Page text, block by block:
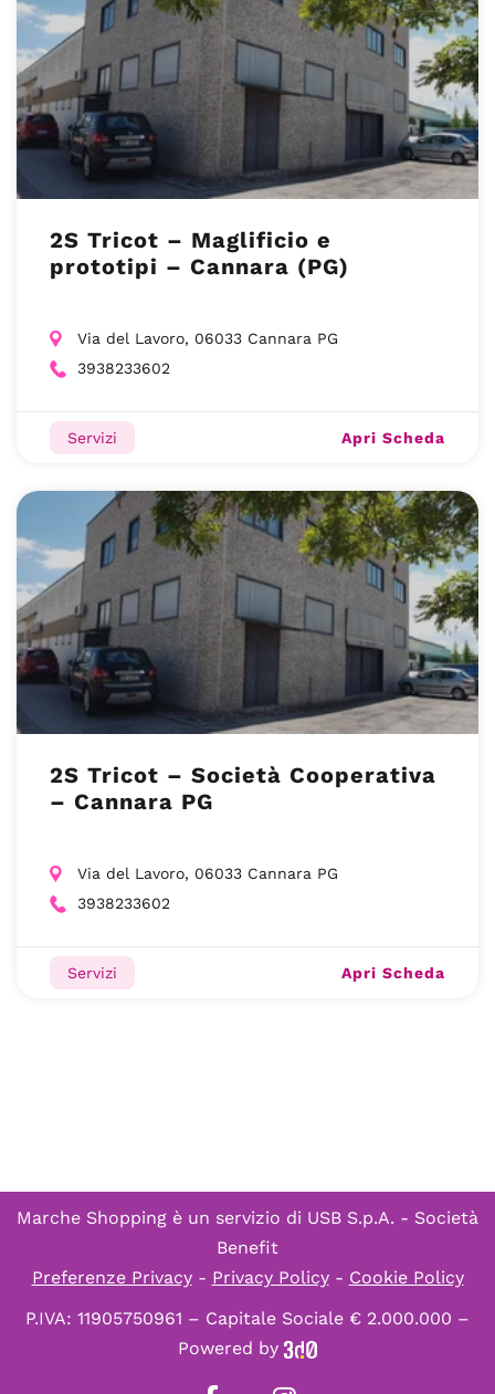
2S Tricot – Maglificio e
prototipi – Cannara (PG)
Via del Lavoro, 06033 Cannara PG
3938233602
Servizi Apri Scheda
2S Tricot – Società Cooperativa
– Cannara PG
Via del Lavoro, 06033 Cannara PG
3938233602
Servizi Apri Scheda
Marche Shopping è un servizio di USB S.p.A. - Società
Benefit
Preferenze Privacy- Privacy Policy- Cookie Policy
P.IVA: 11905750961 – Capitale Sociale € 2.000.000 –
Powered by